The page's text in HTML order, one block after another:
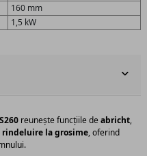
160 mm
1,5 kW
reunește funcțiile deabricht,
rindeluire la grosime, oferind